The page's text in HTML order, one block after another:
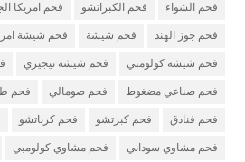
فحم الشواء فحم الكبراتشو فحم امريكا
فحم جوز الهند فحم شيشة فحم شيشة
فحم شيشه كولومبي فحم شيشه نيجيري
فحم صناعي مضغوط فحم صومالي فحم
فحم فنادق فحم كبرتشو فحم كرباتشو
فحم مشاوي سوداني فحم مشاوي كولومبي